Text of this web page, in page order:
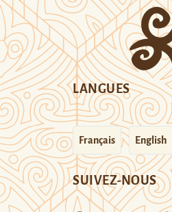
LANGUES
Français English
SUIVEZ-NOUS